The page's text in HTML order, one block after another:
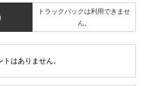
トラックバックは利用できませ
ん。
はありません。